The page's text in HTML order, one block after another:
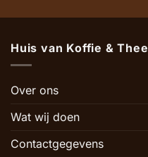
Huis van Koffie & Thee
Over ons
Wat wij doen
Contactgegevens